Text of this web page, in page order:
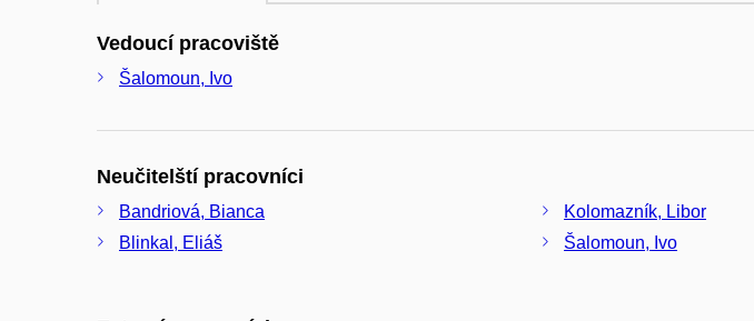
Vedoucí pracoviště
Šalomoun, Ivo
Neučitelští pracovníci
Bandriová, Bianca
Blinkal, Eliáš
Kolomazník, Libor
Šalomoun, Ivo